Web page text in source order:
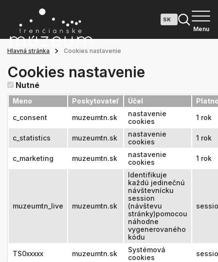
Menu
Hlavná stránka Cookies nastavenie
Cookies nastavenie
Nutné
Meno Poskytovateľ Účel
c_consent
muzeumtn.sk
nastavenie
cookies
1 rok
c_statistics muzeumtn.sk
nastavenie
cookies
1 rok
c_marketing muzeumtn.sk
nastavenie
cookies
1 rok
muzeumtn_live muzeumtn.sk
Identifikuje
každú jedinečnú
návštevnícku
session
(návštevu
stránky)pomocou
náhodne
vygenerovaného
kódu
TS0xxxxx muzeumtn.sk
Systémová
cookies